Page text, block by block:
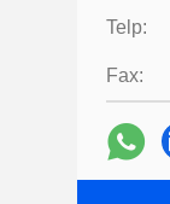
Telp:
Fax: